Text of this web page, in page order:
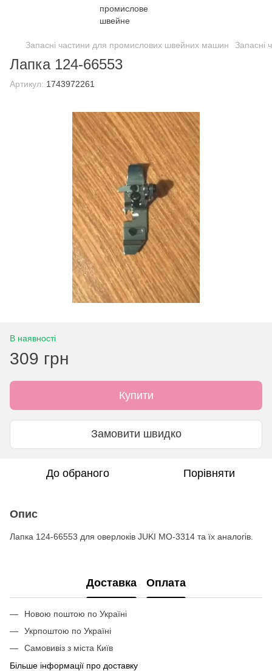
Запасні частини для промислових швейних машин Запасні
Лапка 124-66553
Артикул: 1743972261
В наявності
309 грн
Купити
Замовити швидко
До обраного Порівняти
Опис
Лапка 124-66553 для оверлоків JUKI MO-3314 та їх аналогів.
Доставка Оплата
Новою поштою по Україні
Укрпоштою по Україні
Самовивіз з міста Київ
Більше інформації про доставку